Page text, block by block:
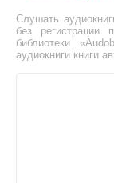
Слушать
без регистрации
библиотеки
аудиокниги книги